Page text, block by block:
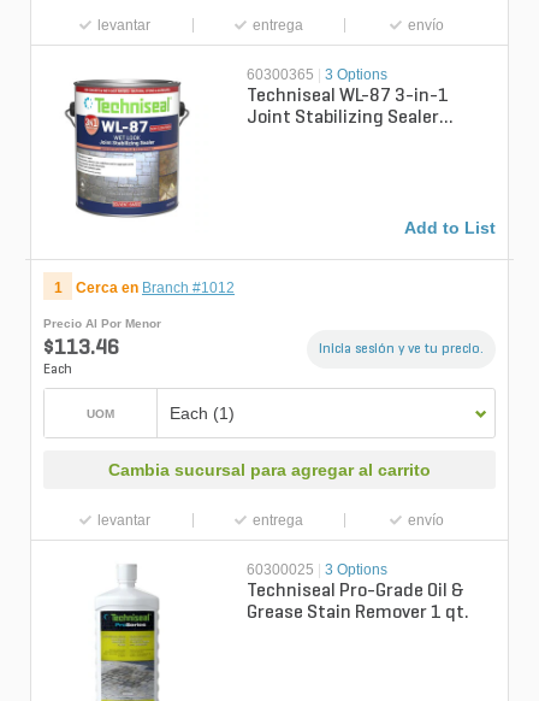
levantar entrega envío
60300365 3 Options
Techniseal WL-87 3-in-1
Joint Stabilizing Sealer
Add to List
1 Cerca en Branch #1012
Precio Al Por Menor
$113.46
Each
Inicia sesión y ve tu precio.
UOM Each (1)
Cambia sucursal para agregar al carrito
levantar entrega envío
60300025 3 Options
Techniseal Pro-Grade Oil &
Grease Stain Remover 1 qt.